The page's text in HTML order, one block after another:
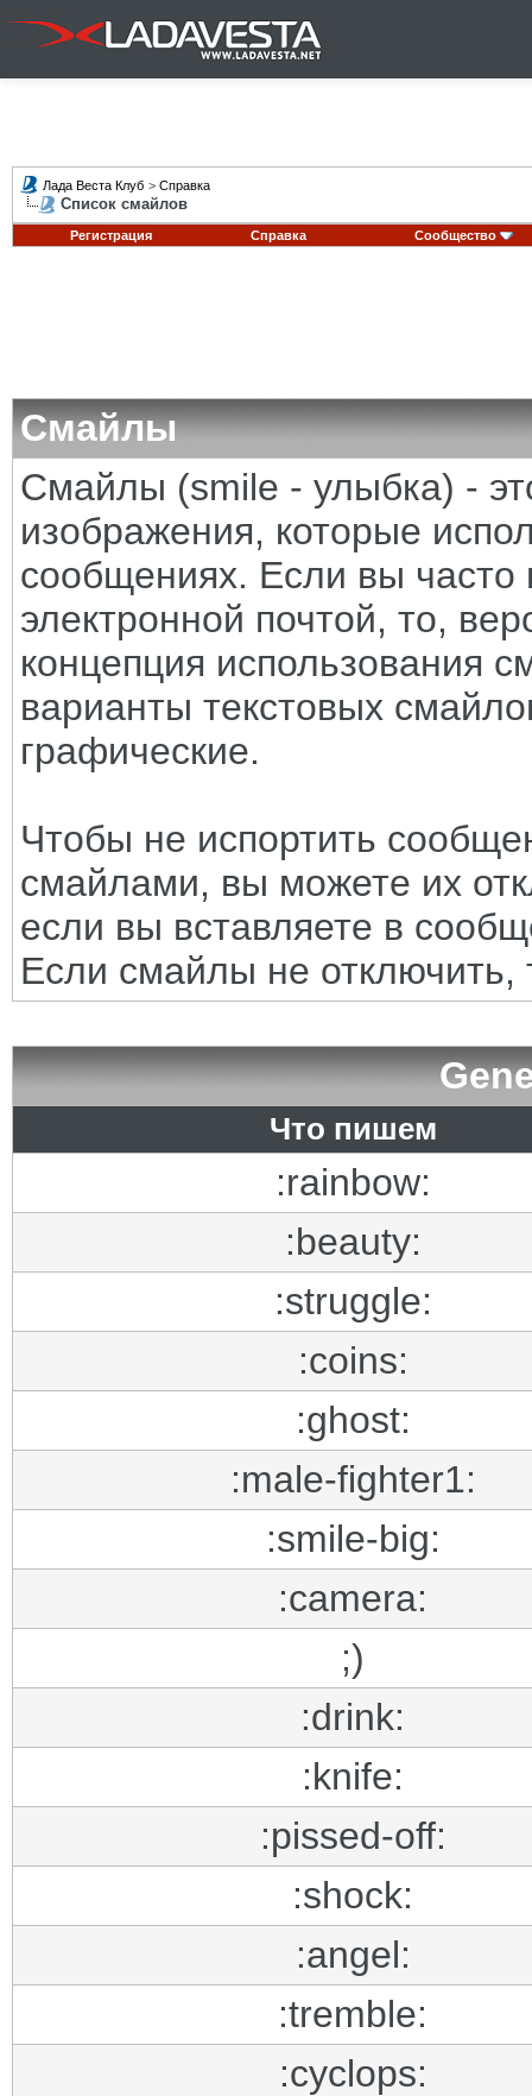
Лада Веста Клуб > Справка
Список смайлов
Регистрация Справка Сообщество
Смайлы
Смайлы (smile - улыбка) -
изображения, которые
сообщениях. Если вы часто
электронной почтой, то,
концепция использования
варианты текстовых
графические.
Чтобы не испортить
смайлами, вы можете их
если вы вставляете в
Если смайлы не отключить,
Что пишем
:rainbow:
:beauty:
:struggle:
:coins:
:ghost:
:male-fighter1:
:smile-big:
:camera:
;)
:drink:
:knife:
:pissed-off:
:shock:
:angel:
:tremble:
:cyclops: